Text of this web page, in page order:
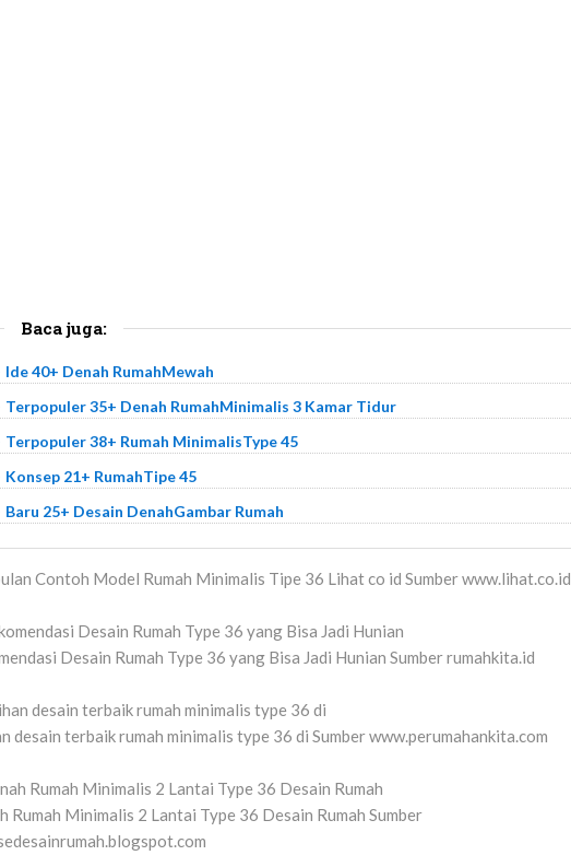
Baca juga:
Ide 40+ Denah RumahMewah
Terpopuler 35+ Denah RumahMinimalis 3 Kamar Tidur
Terpopuler 38+ Rumah MinimalisType 45
Konsep 21+ RumahTipe 45
Baru 25+ Desain DenahGambar Rumah
Contoh Model Rumah Minimalis Tipe 36 Lihat co id Sumber www.lihat.co.id
Desain Rumah Type 36 yang Bisa Jadi Hunian Sumber rumahkita.id
desain terbaik rumah minimalis type 36 di Sumber www.perumahankita.com
Rumah Minimalis 2 Lantai Type 36 Desain Rumah Sumber